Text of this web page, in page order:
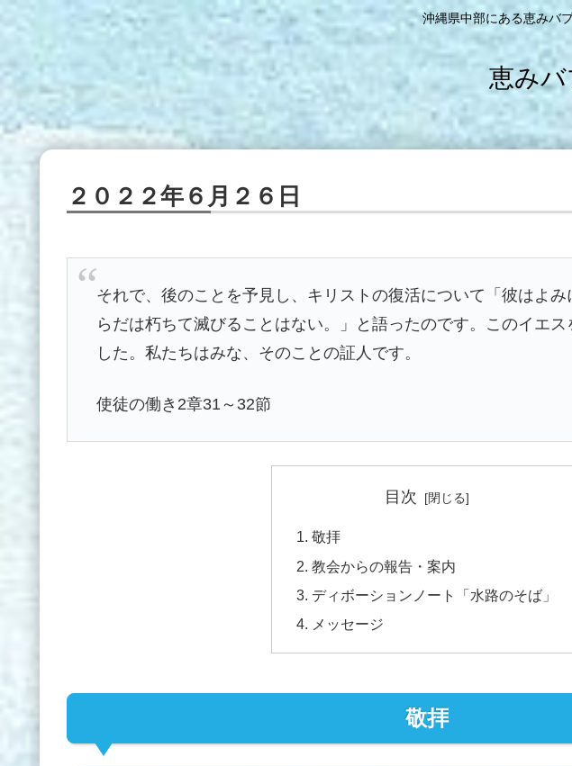
沖縄県中部にある恵みバ
恵み
２０２２年６月２６日
それで、後のことを予見し、キリストの復活について「彼はよ
らだは朽ちて滅びることはない。」と語ったのです。このイエス
した。私たちはみな、そのことの証人です。
使徒の働き2章31～32節
目次
敬拝
教会からの報告・案内
ディボーションノート「水路のそば」
メッセージ
敬拝